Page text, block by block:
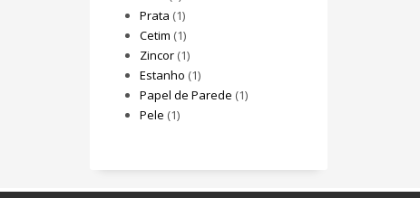
Prata (1)
Cetim (1)
Zincor(1)
Estanho (1)
Papel de Parede (1)
Pele (1)